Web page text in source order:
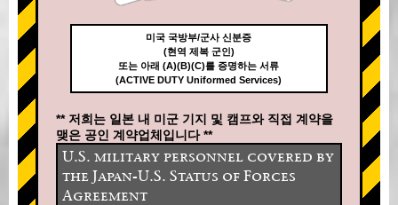
미국 국방부/군사 신분증
(현역 제복 군인)
또는 아래 (A)(B)(C)를 증명하는 서류
(ACTIVE DUTY Uniformed Services)
** 저희는 일본 내 미군 기지 및 캠프와 직접 계약을
맺은 공인 계약업체입니다 **
U.S. military personnel covered by
the Japan-U.S. Status of Forces
Agreement